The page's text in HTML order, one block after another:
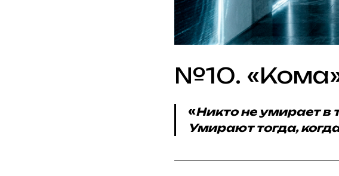
№10.
«Никто не умирает в
Умирают тогда,